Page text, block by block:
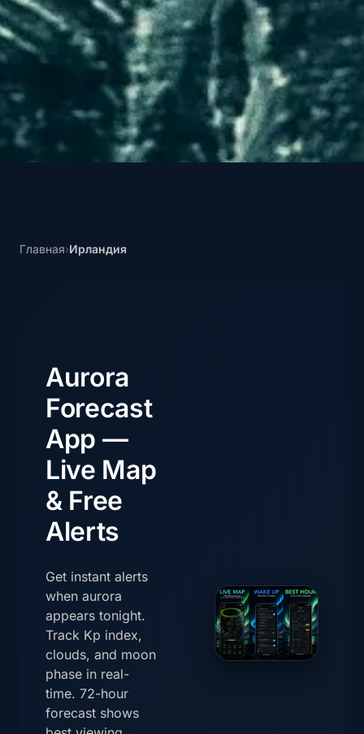
Главная›Ирландия
Aurora
Forecast
App —
Live Map
& Free
Alerts
Get instant alerts
when aurora
appears tonight.
Track Kp index,
clouds, and moon
phase in real-
time. 72-hour
forecast shows